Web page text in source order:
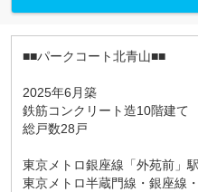
■■パークコート北青山■■
2025年6月築
鉄筋コンクリート造10階建て
総戸数28戸
東京メトロ銀座線「外苑前」
東京メトロ半蔵門線・銀座線